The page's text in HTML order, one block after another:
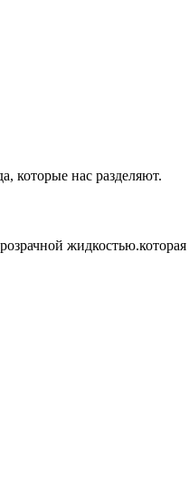
которые нас разделяют.
жидкостью.которая